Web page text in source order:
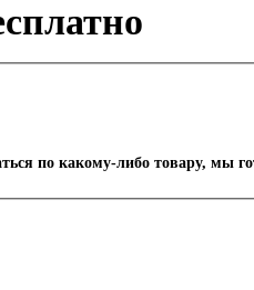
по какому-либо товару, мы